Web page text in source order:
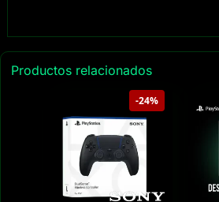
Productos relacionados
-24%